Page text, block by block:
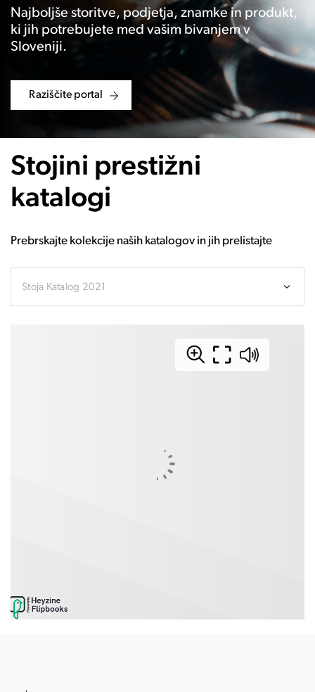
Najboljše storitve, podjetja, znamke in produkt,
ki jih potrebujete med vašim bivanjem v
Sloveniji.
Raziščite portal
Stojini prestižni
katalogi
Prebrskajte kolekcije naših katalogov in jih prelistajte
Stoja Katalog 2021